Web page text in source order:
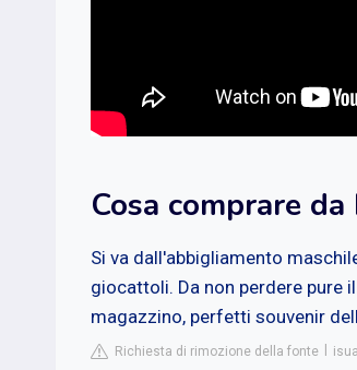
Cosa comprare
Si va dall'abbigliamento
giocattoli. Da non perdere
magazzino, perfetti souvenir
Richiesta di rimozione della fonte